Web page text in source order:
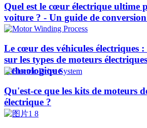
Quel est le cœur électrique ultime
voiture ? - Un guide de
Le cœur des véhicules électriques
sur les types de moteurs
technologique
Qu'est-ce que les kits de moteurs
électrique ?